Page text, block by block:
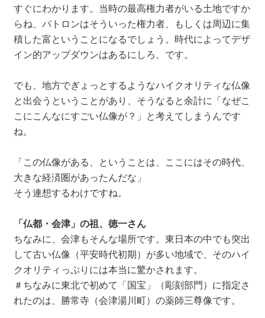
すぐにわかります。当時の最高権力者がいる土地ですか
らね、パトロンはそういった権力者、もしくは周辺に集
積した富ということになるでしょう。時代によってデザ
イン的アップダウンはあるにしろ、です。
でも、地方でぎょっとするようなハイクオリティな仏像
と出会うということがあり、そうなると余計に「なぜこ
こにこんなにすごい仏像が？」と考えてしまうんです
ね。
「この仏像がある、ということは、ここにはその時代、
大きな経済圏があったんだな」
そう連想するわけですね。
「仏都・会津」の祖、徳一さん
ちなみに、会津もそんな場所です。東日本の中でも突出
して古い仏像（平安時代初期）が多い地域で、そのハイ
クオリティっぷりには本当に驚かされます。
＃ちなみに東北で初めて「国宝」（彫刻部門）に指定さ
れたのは、勝常寺（会津湯川町）の薬師三尊像です。